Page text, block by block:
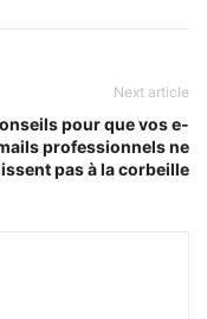
Next article
pour que vos e-
professionnels ne
pas à la corbeille